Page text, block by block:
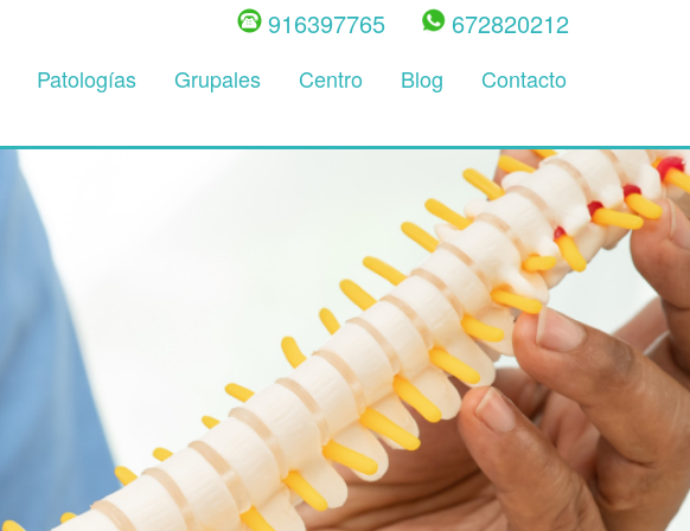
916397765 672820212
Patologías Grupales Centro Blog Contacto